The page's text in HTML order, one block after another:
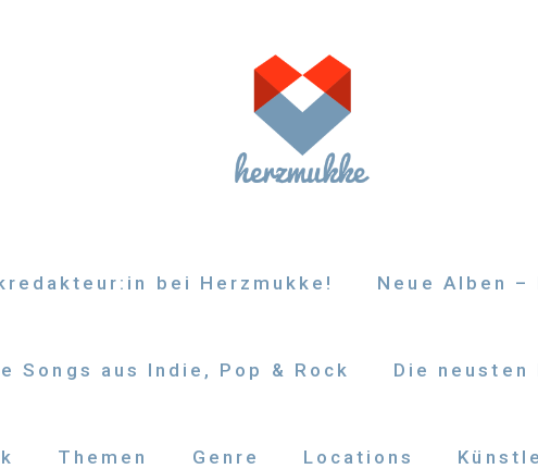
bei Herzmukke! Neue Alben –
Songs aus Indie, Pop & Rock Die neusten
Themen Genre Locations